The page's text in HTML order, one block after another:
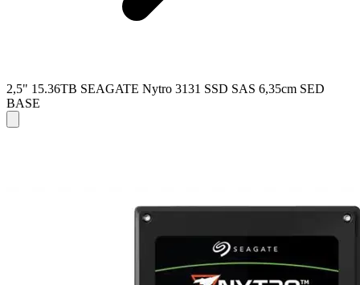
2,5" 15.36TB SEAGATE Nytro 3131 SSD SAS 6,35cm SED
BASE